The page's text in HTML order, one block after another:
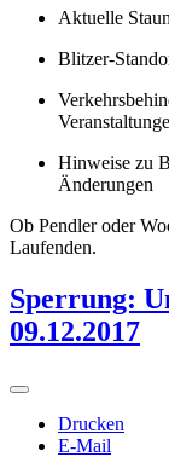
Aktuelle
Blitzer-
Hinweise zu
Änderungen
Ob Pendler oder
Laufenden.
Sperrung:
09.12.2017
Drucken
E-Mail